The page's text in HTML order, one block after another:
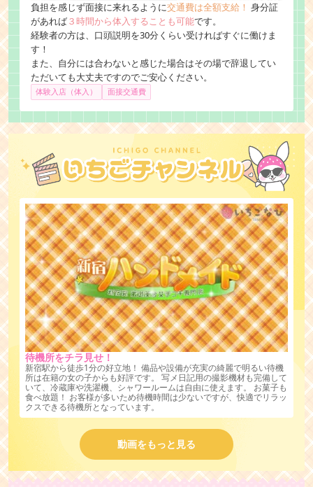
負担を感じず面接に来れるように交通費は全額支給！ 身分証
があれば３時間から体入することも可能です。
経験者の方は、口頭説明を30分くらい受ければすぐに働けま
す！
また、自分には合わないと感じた場合はその場で辞退してい
ただいても大丈夫ですのでご安心ください。
体験入店（体入） 面接交通費
待機所をチラ見せ！
新宿駅から徒歩1分の好立地！ 備品や設備が充実の綺麗で明るい待機
所は在籍の女の子からも好評です。 写メ日記用の撮影機材も完備して
いて、冷蔵庫や洗濯機、シャワールームは自由に使えます。 お菓子も
食べ放題！ お客様が多いため待機時間は少ないですが、快適でリラッ
クスできる待機所となっています。
動画をもっと見る